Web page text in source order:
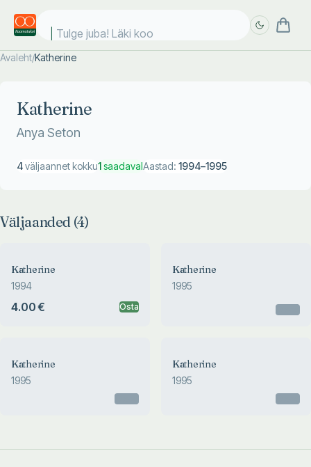
Tulge juba! Läki kool
Avaleht/Katherine
Katherine
Anya Seton
4väljaannet kokku1saadavalAastad: 1994–1995
Väljaanded (4)
Katherine
1994
4.00 € Osta
Katherine
1995
Katherine
1995
Katherine
1995